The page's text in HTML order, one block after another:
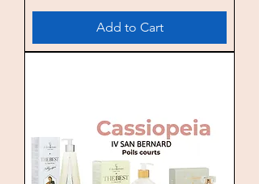
Add to Cart